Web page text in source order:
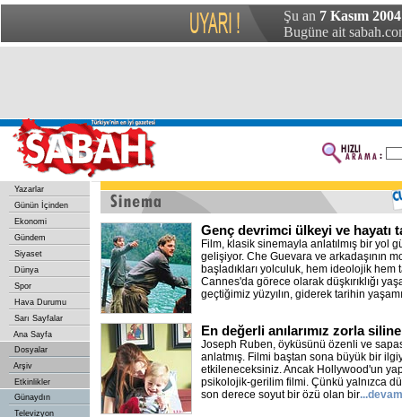
Şu an 7 Kasım
Bugüne ait
Yazarlar
Günün İçinden
Ekonomi
Gündem
Siyaset
Dünya
Spor
Hava Durumu
Sarı Sayfalar
Ana Sayfa
Dosyalar
Arşiv
Etkinlikler
Günaydın
Televizyon
Genç devrimci ülkeyi ve hayatı
Film, klasik sinemayla anlatılmış bir yol
gelişiyor. Che Guevara ve arkadaşının
başladıkları yolculuk, hem ideolojik hem
Cannes'da görece olarak düşkırıklığı
geçtiğimiz yüzyılın, giderek tarihin
En değerli anılarımız zorla
Joseph Ruben, öyküsünü özenli ve
anlatmış. Filmi baştan sona büyük bir
etkileneceksiniz. Ancak Hollywood'un
psikolojik-gerilim filmi. Çünkü yalnızca
son derece soyut bir özü olan bir